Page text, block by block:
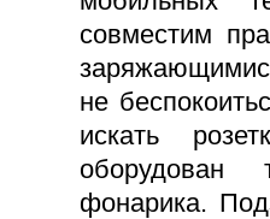
совместим
не
искать
оборудован
фонарика.